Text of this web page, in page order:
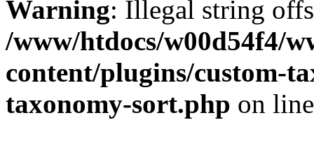
Warning: Illegal string
/www/htdocs/w00d54f4/
content/plugins/custom-
taxonomy-sort.php on